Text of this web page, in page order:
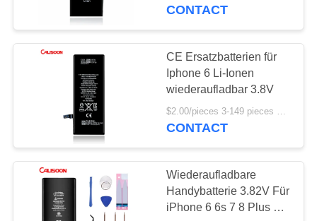
QUALITÄTSKONTROLLE
REFERENZEN
SITEMAP
PRIVACY
POLICY
Batterie mit hoher
Kapazität für Iphone
10
10
CONTACT
CE Ersatzbatterien für
Iphone 6 Li-Ionen
wiederaufladbar 3.8V
$2.00/pieces 3-149 pieces MOQ:3 Stücke
CONTACT
Wiederaufladbare
Handybatterie 3.82V Für
iPhone 6 6s 7 8 Plus X